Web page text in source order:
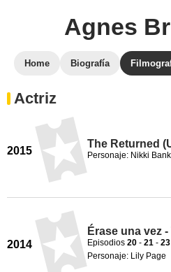
Agnes
Home Biografía
Actriz
2015
The Returned
Personaje: Nikki
2014
Érase una vez
Episodios 20 - 21 - 23
Personaje: Lily Page